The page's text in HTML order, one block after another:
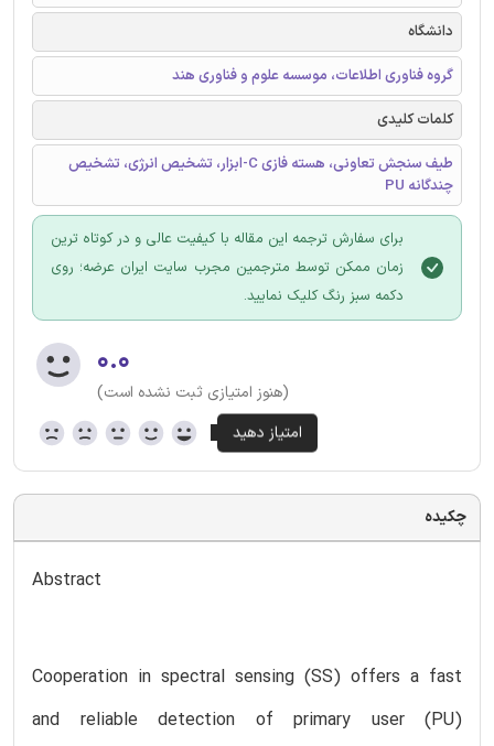
دانشگاه
گروه فناوری اطلاعات، موسسه علوم و فناوری هند
کلمات کلیدی
طیف سنجش تعاونی، هسته فازی C-ابزار، تشخیص انرژی، تشخیص
چندگانه PU
برای سفارش ترجمه این مقاله با کیفیت عالی و در کوتاه ترین
زمان ممکن توسط مترجمین مجرب سایت ایران عرضه؛ روی
دکمه سبز رنگ کلیک نمایید.
۰.۰
(هنوز امتیازی ثبت نشده است)
چکیده
Abstract
Cooperation in spectral sensing (SS) offers a fast
and reliable detection of primary user (PU)